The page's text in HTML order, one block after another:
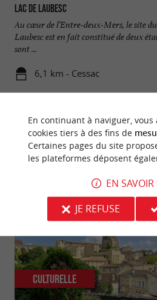
Lac de Laubesc
Au cœur de l’Entre-deux-Mers, le site
Laubesc est en fait constitué de deux
sont ...
6,1 km - Cessac
NOUS AVONS
Culturelle
En continuant à naviguer,
cookies tiers à des fins de
Certaines pages du site
les plateformes déposent
EN SAVOIR
JE REFUSE